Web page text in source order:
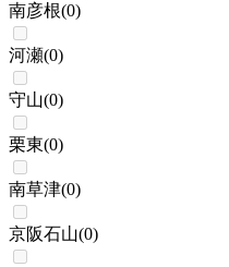
南彦根(0)
河瀬(0)
守山(0)
栗東(0)
南草津(0)
京阪石山(0)